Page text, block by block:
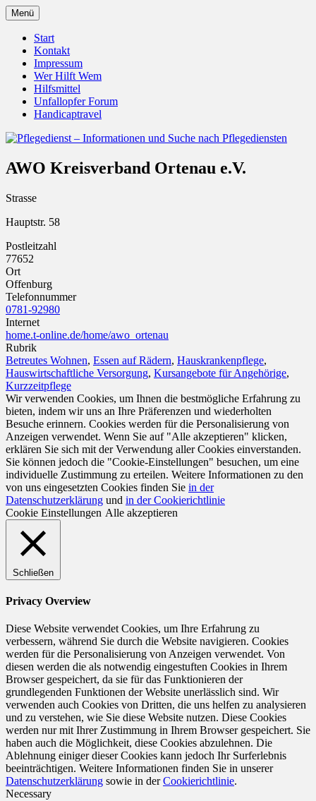
Zum
Inhalt
springen
Pflegedienst – Informationen
und Suche nach Pflegediensten
Unfallopfer – Hilfswerk
Menü
Start
Kontakt
Impressum
Wer Hilft Wem
Hilfsmittel
Unfallopfer Forum
Handicaptravel
AWO Kreisverband Ortenau e.V.
Strasse
Hauptstr. 58
Postleitzahl
77652
Ort
Offenburg
Telefonnummer
0781-92980
Internet
home.t-online.de/home/awo_ortenau
Rubrik
Betreutes Wohnen, Essen auf Rädern, Hauskrankenpflege,
Hauswirtschaftliche Versorgung, Kursangebote für Angehörige,
Kurzzeitpflege
Wir verwenden Cookies, um Ihnen die bestmögliche Erfahrung zu
bieten, indem wir uns an Ihre Präferenzen und wiederholten
Besuche erinnern. Cookies werden für die Personalisierung von
Anzeigen verwendet. Wenn Sie auf "Alle akzeptieren" klicken,
erklären Sie sich mit der Verwendung aller Cookies einverstanden.
Sie können jedoch die "Cookie-Einstellungen" besuchen, um eine
individuelle Zustimmung zu erteilen. Weitere Informationen zu den
von uns eingesetzten Cookies finden Sie in der
Datenschutzerklärung und in der Cookierichtlinie
Cookie Einstellungen Alle akzeptieren
Schließen
Privacy Overview
Diese Website verwendet Cookies, um Ihre Erfahrung zu
verbessern, während Sie durch die Website navigieren. Cookies
werden für die Personalisierung von Anzeigen verwendet. Von
diesen werden die als notwendig eingestuften Cookies in Ihrem
Browser gespeichert, da sie für das Funktionieren der
grundlegenden Funktionen der Website unerlässlich sind. Wir
verwenden auch Cookies von Dritten, die uns helfen zu analysieren
und zu verstehen, wie Sie diese Website nutzen. Diese Cookies
werden nur mit Ihrer Zustimmung in Ihrem Browser gespeichert. Sie
haben auch die Möglichkeit, diese Cookies abzulehnen. Die
Ablehnung einiger dieser Cookies kann jedoch Ihr Surferlebnis
beeinträchtigen. Weitere Informationen finden Sie in unserer
Datenschutzerklärung sowie in derCookierichtlinie.
Necessary